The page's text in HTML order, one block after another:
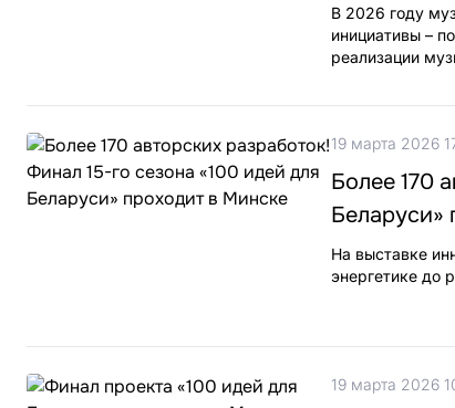
В 2026 году
инициативы –
реализации
19 марта 2026
Более 170
Беларуси»
На выставке
энергетике до
19 марта 2026